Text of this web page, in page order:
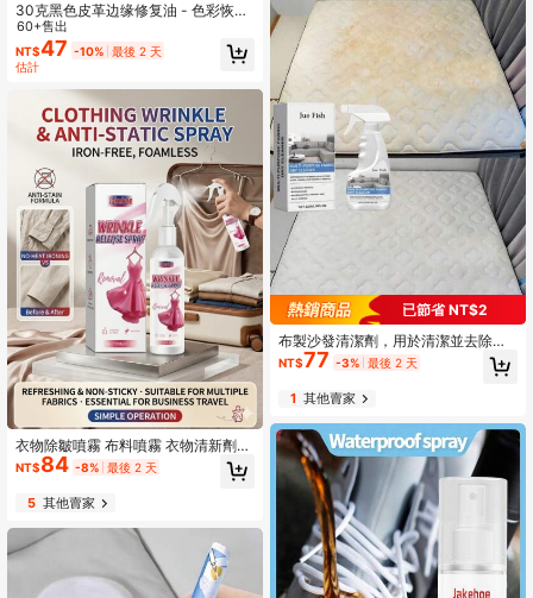
30克黑色皮革边缘修复油 - 色彩恢复
膏。树脂基配方，专为修复褪色或剥
落的皮革边缘而设计。包含皮革边缘
密封油涂抹器和颜色匹配工具，用于
修复受损的皮革肩带和密封包袋边
60+售出
NT$47 -10% 最後 2 天
估計
衣物除皺噴霧 布料噴霧 衣物清新劑
布料清新噴霧 衣物噴霧 除靜電噴霧
旅行用布料除皺與抗靜電噴霧 免熨燙
除皺除靜電吸附
NT$84 -8% 最後 2 天
5其他賣家
已節省 NT$2
布製沙發清潔劑，用於清潔並去除地
毯、床墊、沙發及其他家居用品上的
污漬，使用方便：直接噴灑在污漬
上；根據實際產品使用量。留下清新
優雅的香味。適合作為復活節、聖誕
節、萬聖節及其他節日的禮物送給朋
友和家人。
NT$77 -3% 最後 2 天
1其他賣家